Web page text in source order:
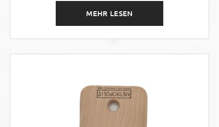
MEHR LESEN